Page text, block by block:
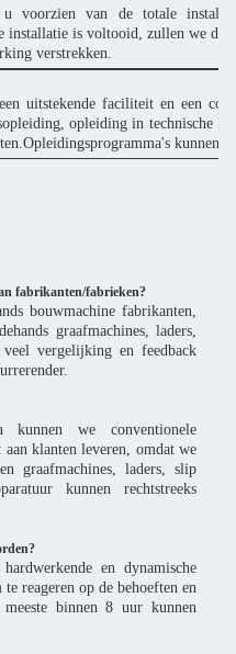
voorzien van de totale
installatie is voltooid, zullen we de
verstrekken.
uitstekende faciliteit en een
opleiding in technische
kunnen
fabrikanten/fabrieken?
bouwmachine fabrikanten,
graafmachines, laders,
vergelijking en feedback
kunnen we conventionele
klanten leveren, omdat we
graafmachines, laders, slip
kunnen rechtstreeks
en dynamische
reageren op de behoeften en
binnen 8 uur kunnen